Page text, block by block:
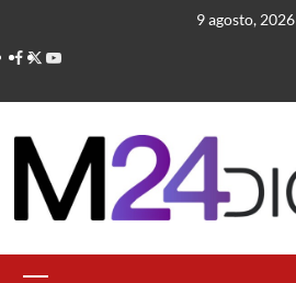
contenido
9 agosto, 2026